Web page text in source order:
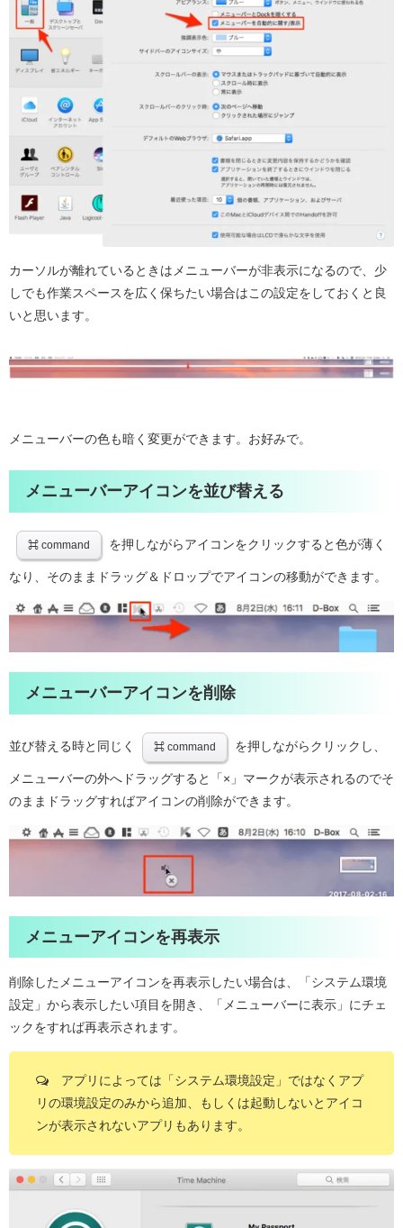
カーソルが離れているときはメニューバーが非表示になるので、少
しでも作業スペースを広く保ちたい場合はこの設定をしておくと良
いと思います。
メニューバーの色も暗く変更ができます。お好みで。
メニューバーアイコンを並び替える
⌘ command を押しながらアイコンをクリックすると色が薄く
なり、そのままドラッグ＆ドロップでアイコンの移動ができます。
メニューバーアイコンを削除
並び替える時と同じく ⌘ command を押しながらクリックし、
メニューバーの外へドラッグすると「×」マークが表示されるのでそ
のままドラッグすればアイコンの削除ができます。
メニューアイコンを再表示
削除したメニューアイコンを再表示したい場合は、「システム環境
設定」から表示したい項目を開き、「メニューバーに表示」にチェ
ックをすれば再表示されます。
アプリによっては「システム環境設定」ではなくアプ
リの環境設定のみから追加、もしくは起動しないとアイコ
ンが表示されないアプリもあります。